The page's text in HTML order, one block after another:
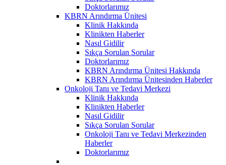
Doktorlarımız
KBRN Arındırma Ünitesi
Klinik Hakkında
Klinikten Haberler
Nasıl Gidilir
Sıkça Sorulan Sorular
Doktorlarımız
KBRN Arındırma Ünitesi Hakkında
KBRN Arındırma Ünitesinden Haberler
Onkoloji Tanı ve Tedavi Merkezi
Klinik Hakkında
Klinikten Haberler
Nasıl Gidilir
Sıkça Sorulan Sorular
Onkoloji Tanı ve Tedavi Merkezinden
Haberler
Doktorlarımız